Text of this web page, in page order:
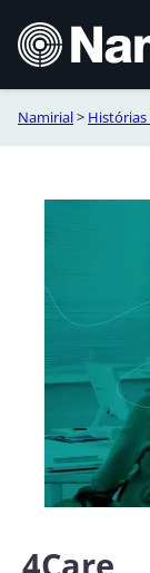
content
Namirial> Histórias